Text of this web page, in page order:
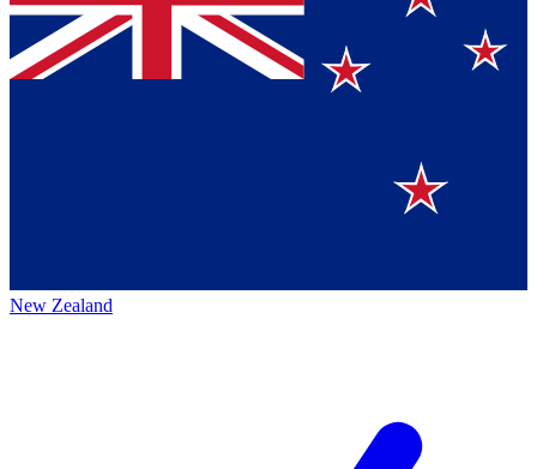
New Zealand